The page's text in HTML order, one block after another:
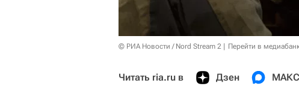
© РИА Новости / Nord Stream 2 Перейти в
Читать ria.ru в Дзен МАКС